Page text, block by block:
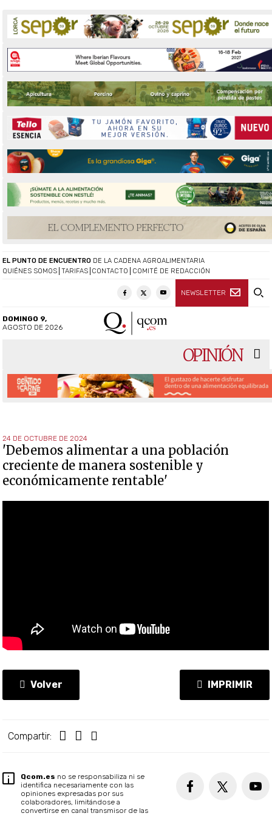
QUIÉNES SOMOS TARIFAS CONTACTO COMITÉ DE REDACCIÓN
NEWSLETTER
EL PUNTO DE ENCUENTRO DE LA CADENA AGROALIMENTARIA
DOMINGO 9,
AGOSTO DE 2026
OPINIÓN
24 DE OCTUBRE DE 2024
'Debemos alimentar a una población
creciente de manera sostenible y
económicamente rentable'
Volver IMPRIMIR
Compartir:
Qcom.es no se responsabiliza ni se
identifica necesariamente con las
opiniones expresadas por sus
colaboradores, limitándose a
convertirse en canal transmisor de las